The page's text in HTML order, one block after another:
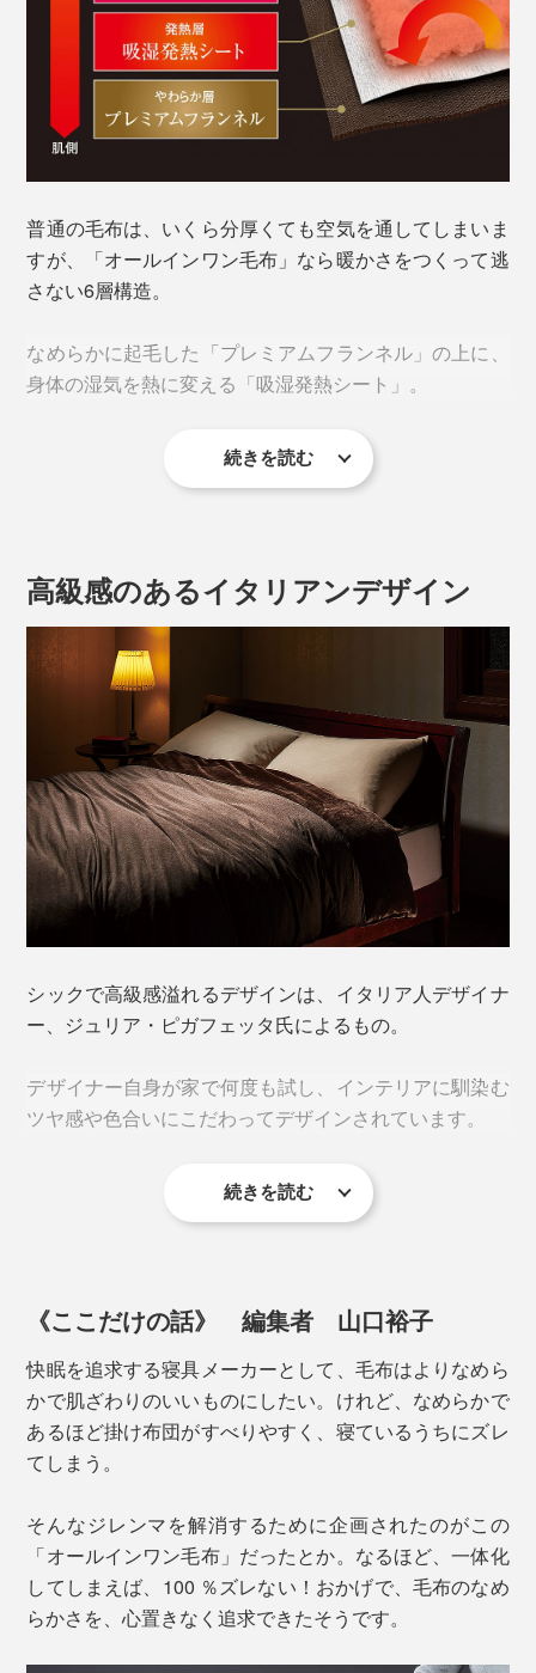
ありません。
普通の毛布は、いくら分厚くても空気を通してしまいま
すが、「オールインワン毛布」なら暖かさをつくって逃
さない6層構造。
なめらかに起毛した「プレミアムフランネル」の上に、
身体の湿気を熱に変える「吸湿発熱シート」。
その上の中わたには、ハイテク保温素材「ステラカーヴ
ォⅡ」を採用。中空の丸い断面の繊維と星型の断面の繊
温力を発揮。弾力性と柔らかさを両立し、軽さも特徴で
す。
続きを読む
高級感のあるイタリアンデザイン
シックで高級感溢れるデザインは、イタリア人デザイナ
ー、ジュリア・ピガフェッタ氏によるもの。
デザイナー自身が家で何度も試し、インテリアに馴染む
ツヤ感や色合いにこだわってデザインされています。
表側のストレッチ素材も、ソリッドではなく杢調のブラ
ウンにすることで、表情をつけています。
続きを読む
《ここだけの話》 編集者 山口裕子
快眠を追求する寝具メーカーとして、毛布はよりなめら
かで肌ざわりのいいものにしたい。けれど、なめらかで
あるほど掛け布団がすべりやすく、寝ているうちにズレ
てしまう。
そんなジレンマを解消するために企画されたのがこの
「オールインワン毛布」だったとか。なるほど、一体化
してしまえば、100 ％ズレない！おかげで、毛布のなめ
らかさを、心置きなく追求できたそうです。